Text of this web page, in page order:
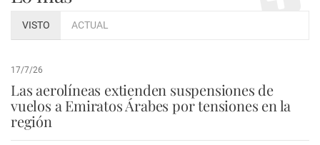
VISTO ACTUAL
17/7/26
Las aerolíneas extienden suspensiones de
vuelos a Emiratos Árabes por tensiones en la
región